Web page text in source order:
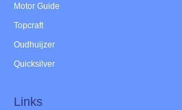
Motor Guide
Topcraft
Oudhuijzer
Quicksilver
Links